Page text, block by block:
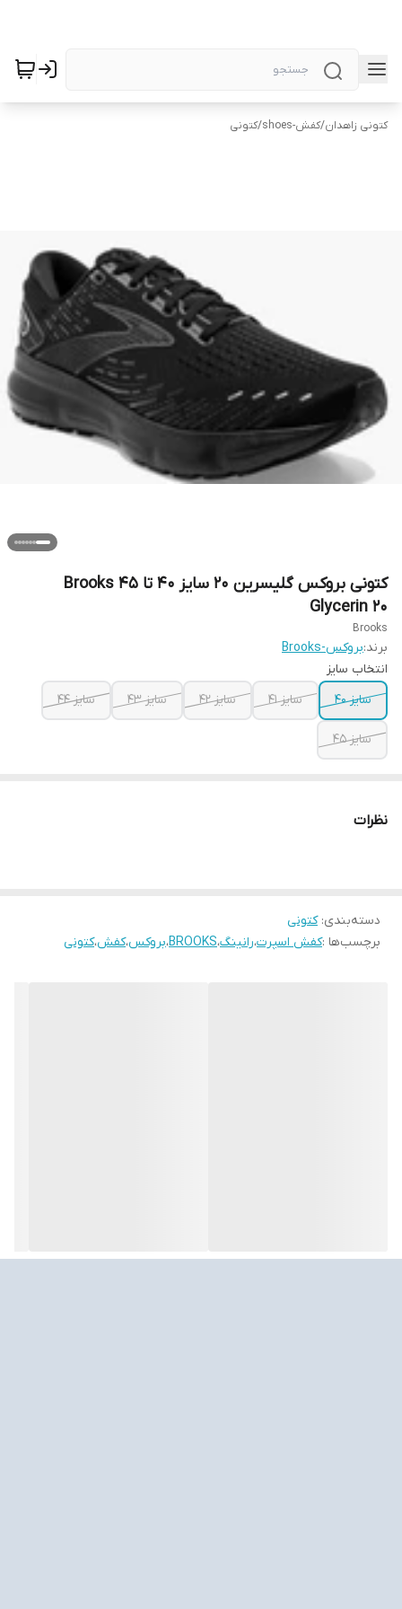
کتونی زاهدان/کفش-shoes /کتونی
کتونی بروکس گلیسرین 20 سایز ۴۰ تا ۴۵ Brooks
Glycerin 20
Brooks
برند:بروکس-Brooks
انتخاب سایز
سایز ۴۰
سایز ۴۱ سایز ۴۲ سایز ۴۳ سایز ۴۴
سایز ۴۵
نظرات
دسته‌بندی:کتونی
برچسب‌ها :کفش اسپرت،رانینگ،BROOKS،بروکس،کفش،کتونی